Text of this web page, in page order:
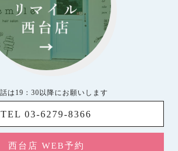
は19：30以降にお願いします
TEL 03-6279-8366
西台店 WEB予約